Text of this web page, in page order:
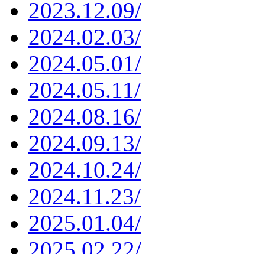
2023.12.09/
2024.02.03/
2024.05.01/
2024.05.11/
2024.08.16/
2024.09.13/
2024.10.24/
2024.11.23/
2025.01.04/